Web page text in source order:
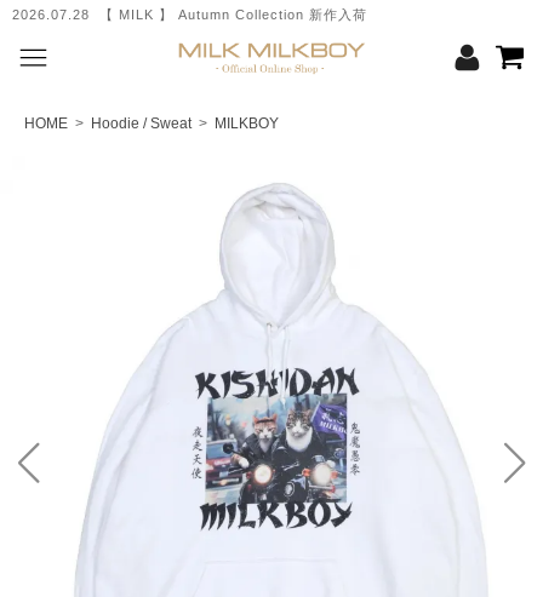
2026.07.28 【 MILK 】 Autumn Collection 新作入荷
HOME > Hoodie / Sweat> MILKBOY